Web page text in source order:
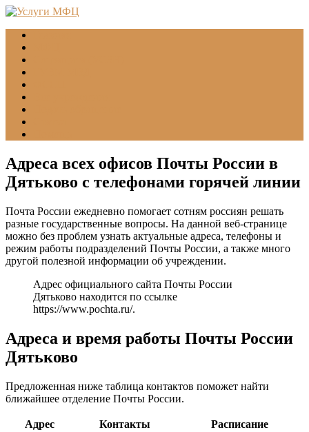
Адреса всех офисов Почты России в
Дятьково с телефонами горячей линии
Почта России ежедневно помогает сотням россиян решать
разные государственные вопросы. На данной веб-странице
можно без проблем узнать актуальные адреса, телефоны и
режим работы подразделений Почты России, а также много
другой полезной информации об учреждении.
Адрес официального сайта Почты России
Дятьково находится по ссылке
https://www.pochta.ru/.
Адреса и время работы Почты России
Дятьково
Предложенная ниже таблица контактов поможет найти
ближайшее отделение Почты России.
Адрес Контакты Расписание